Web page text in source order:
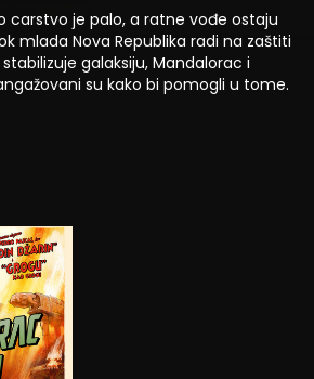
carstvo je palo, a ratne vođe ostaju
mlada Nova Republika radi na zaštiti
galaksiju, Mandalorac i
su kako bi pomogli u tome.